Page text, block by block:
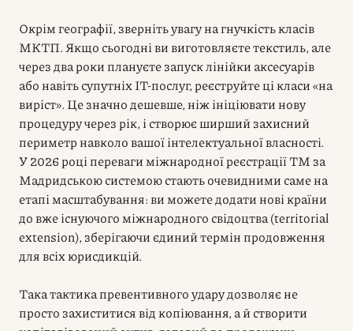
Окрім географії, зверніть увагу на гнучкість класів
МКТП. Якщо сьогодні ви виготовляєте текстиль, але
через два роки плануєте запуск лінійки аксесуарів
або навіть супутніх ІТ-послуг, реєструйте ці класи «на
виріст». Це значно дешевше, ніж ініціювати нову
процедуру через рік, і створює ширший захисний
периметр навколо вашої інтелектуальної власності.
У 2026 році переваги міжнародної реєстрації ТМ за
Мадридською системою стають очевидними саме на
етапі масштабування: ви можете додати нові країни
до вже існуючого міжнародного свідоцтва (territorial
extension), зберігаючи єдиний термін продовження
для всіх юрисдикцій.
Така тактика превентивного удару дозволяє не
просто захиститися від копіювання, а й створити